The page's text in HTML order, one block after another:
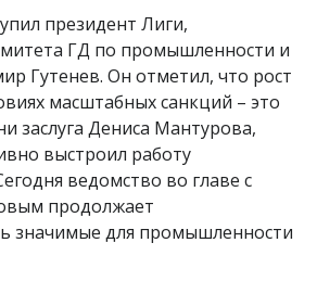
президент Лиги,
ГД по промышленности и
Гутенев. Он отметил, что рост
масштабных санкций – это
заслуга Дениса Мантурова,
выстроил работу
ведомство во главе с
продолжает
значимые для промышленности